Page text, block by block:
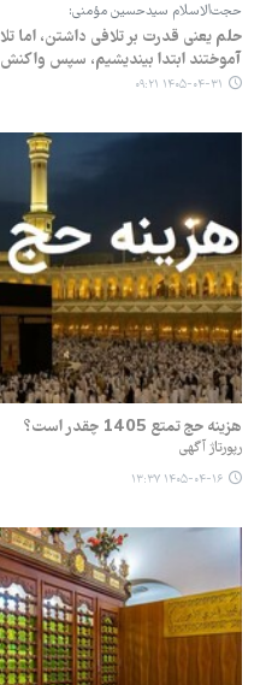
حجت‌الاسلام سیدحسین مؤمنی:
حلم یعنی قدرت بر تلافی داشتن، اما
آموختند ابتدا بیندیشیم، سپس
۱۴۰۵-۰۴-۳۱ ۰۹:۲۱
هزینه حج تمتع 1405 چقدر است؟
رپورتاژ آگهی
۱۴۰۵-۰۴-۱۶ ۱۳:۳۷